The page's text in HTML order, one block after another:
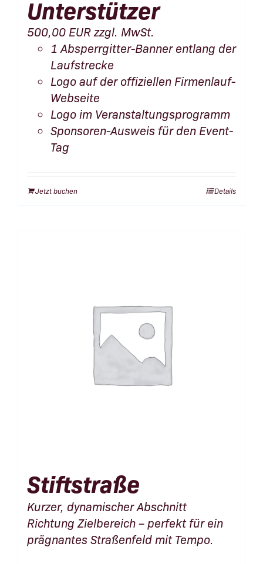
Unterstützer
500,00 EURzzgl. MwSt.
1 Absperrgitter-Banner entlang der
Laufstrecke
Logo auf der offiziellen Firmenlauf-
Webseite
Logo im Veranstaltungsprogramm
Sponsoren-Ausweis für den Event-
Tag
Jetzt buchen Details
Stiftstraße
Kurzer, dynamischer Abschnitt
Richtung Zielbereich – perfekt für ein
prägnantes Straßenfeld mit Tempo.